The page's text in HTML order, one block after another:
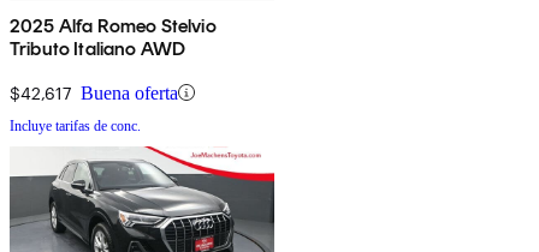
2025 Alfa Romeo Stelvio
Tributo Italiano AWD
$42,617 Buena oferta
Incluye tarifas de conc.